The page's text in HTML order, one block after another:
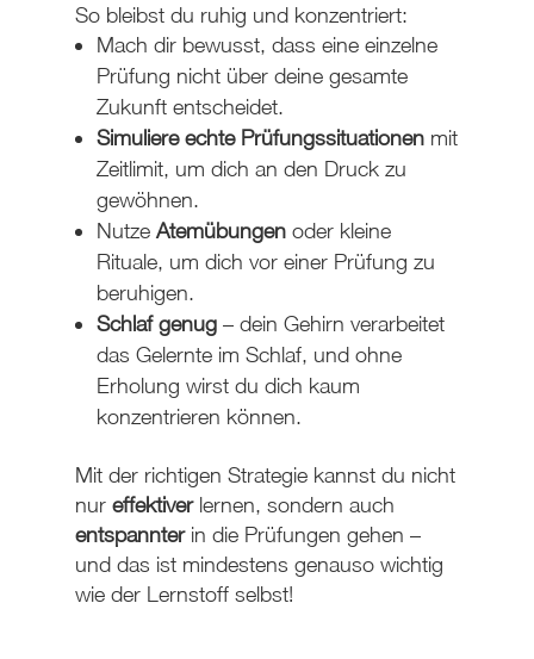
So bleibst du ruhig und konzentriert:
Mach dir bewusst, dass eine einzelne
Prüfung nicht über deine gesamte
Zukunft entscheidet.
Simuliere echte Prüfungssituationenmit
Zeitlimit, um dich an den Druck zu
gewöhnen.
Nutze Atemübungenoder kleine
Rituale, um dich vor einer Prüfung zu
beruhigen.
Schlaf genug– dein Gehirn verarbeitet
das Gelernte im Schlaf, und ohne
Erholung wirst du dich kaum
konzentrieren können.
Mit der richtigen Strategie kannst du nicht
nur effektiverlernen, sondern auch
entspannterin die Prüfungen gehen –
und das ist mindestens genauso wichtig
wie der Lernstoff selbst!